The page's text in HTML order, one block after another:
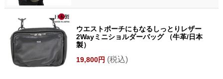
ウエストポーチにもなるしっとりレザー
2Wayミニショルダーバッグ （牛革/日本
製）
19,800円 (税込)